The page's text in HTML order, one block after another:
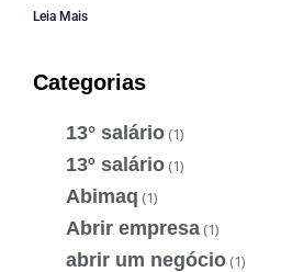
Leia Mais
Categorias
13° salário (1)
13º salário (1)
Abimaq (1)
Abrir empresa (1)
abrir um negócio (1)